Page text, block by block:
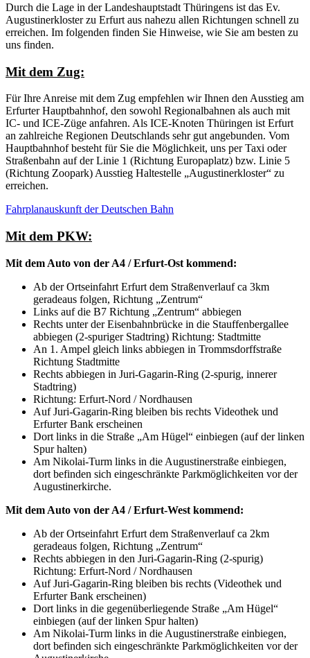
Durch die Lage in der Landeshauptstadt Thüringens ist das Ev.
Augustinerkloster zu Erfurt aus nahezu allen Richtungen schnell zu
erreichen. Im folgenden finden Sie Hinweise, wie Sie am besten zu
uns finden.
Mit dem Zug:
Für Ihre Anreise mit dem Zug empfehlen wir Ihnen den Ausstieg am
Erfurter Hauptbahnhof, den sowohl Regionalbahnen als auch mit
IC- und ICE-Züge anfahren. Als ICE-Knoten Thüringen ist Erfurt
an zahlreiche Regionen Deutschlands sehr gut angebunden. Vom
Hauptbahnhof besteht für Sie die Möglichkeit, uns per Taxi oder
Straßenbahn auf der Linie 1 (Richtung Europaplatz) bzw. Linie 5
(Richtung Zoopark) Ausstieg Haltestelle „Augustinerkloster“ zu
erreichen.
Fahrplanauskunft der Deutschen Bahn
Mit dem PKW:
Mit dem Auto von der A4 / Erfurt-Ost kommend:
Ab der Ortseinfahrt Erfurt dem Straßenverlauf ca 3km
geradeaus folgen, Richtung „Zentrum“
Links auf die B7 Richtung „Zentrum“ abbiegen
Rechts unter der Eisenbahnbrücke in die Stauffenbergallee
abbiegen (2-spuriger Stadtring) Richtung: Stadtmitte
An 1. Ampel gleich links abbiegen in Trommsdorffstraße
Richtung Stadtmitte
Rechts abbiegen in Juri-Gagarin-Ring (2-spurig, innerer
Stadtring)
Richtung: Erfurt-Nord / Nordhausen
Auf Juri-Gagarin-Ring bleiben bis rechts Videothek und
Erfurter Bank erscheinen
Dort links in die Straße „Am Hügel“ einbiegen (auf der linken
Spur halten)
Am Nikolai-Turm links in die Augustinerstraße einbiegen,
dort befinden sich eingeschränkte Parkmöglichkeiten vor der
Augustinerkirche.
Mit dem Auto von der A4 / Erfurt-West kommend:
Ab der Ortseinfahrt Erfurt dem Straßenverlauf ca 2km
geradeaus folgen, Richtung „Zentrum“
Rechts abbiegen in den Juri-Gagarin-Ring (2-spurig)
Richtung: Erfurt-Nord / Nordhausen
Auf Juri-Gagarin-Ring bleiben bis rechts (Videothek und
Erfurter Bank erscheinen)
Dort links in die gegenüberliegende Straße „Am Hügel“
einbiegen (auf der linken Spur halten)
Am Nikolai-Turm links in die Augustinerstraße einbiegen,
dort befinden sich eingeschränkte Parkmöglichkeiten vor der